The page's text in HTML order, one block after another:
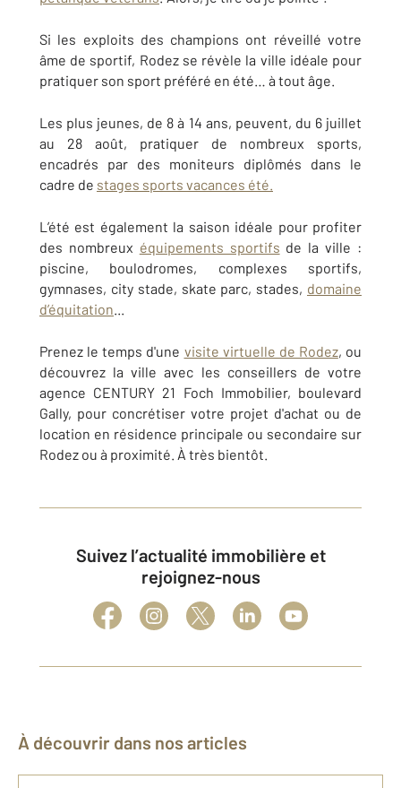
Si les exploits des champions ont réveillé votre
âme de sportif, Rodez se révèle la ville idéale pour
pratiquer son sport préféré en été… à tout âge.
Les plus jeunes, de 8 à 14 ans, peuvent, du 6 juillet
au 28 août, pratiquer de nombreux sports,
encadrés par des moniteurs diplômés dans le
cadre de stages sports vacances été.
L’été est également la saison idéale pour profiter
des nombreux équipements sportifs de la ville :
piscine, boulodromes, complexes sportifs,
gymnases, city stade, skate parc, stades, domaine
d’équitation
Prenez le temps d'une visite virtuelle de Rodez, ou
découvrez la ville avec les conseillers de votre
agence CENTURY 21 Foch Immobilier, boulevard
Gally, pour concrétiser votre projet d'achat ou de
location en résidence principale ou secondaire sur
Rodez ou à proximité. À très bientôt.
Suivez l’actualité immobilière et
rejoignez-nous
À découvrir dans nos articles